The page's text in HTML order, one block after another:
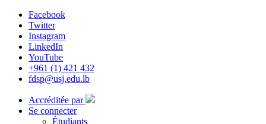
Facebook
Twitter
Instagram
LinkedIn
YouTube
+961 (1) 421 432
fdsp@usj.edu.lb
Accréditée par
Se connecter
Étudiants